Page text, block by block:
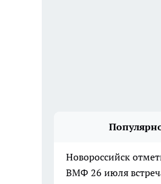
Новороссийск
ВМФ 26 июля